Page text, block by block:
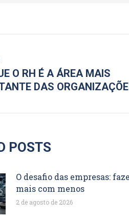
O RH É A ÁREA MAIS
DAS
POSTS
O desafio das empresas:
mais com menos
2 de agosto de 2026